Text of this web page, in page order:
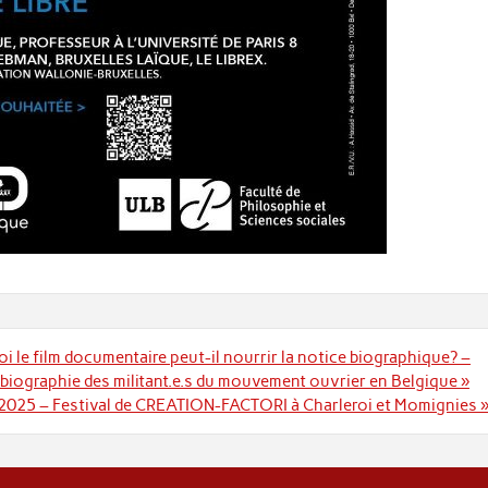
le film documentaire peut-il nourrir la notice biographique? –
des militant.e.s du mouvement ouvrier en Belgique »
– Festival de CREATION-FACTORI à Charleroi et Momignies